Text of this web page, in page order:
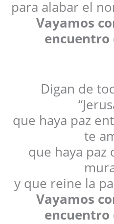
para alabar el
Vayamos
encuentro
Digan de
que haya paz
te
que haya paz
y que reine la
Vayamos
encuentro